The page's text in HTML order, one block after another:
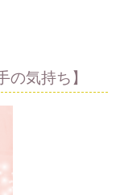
気持ち】